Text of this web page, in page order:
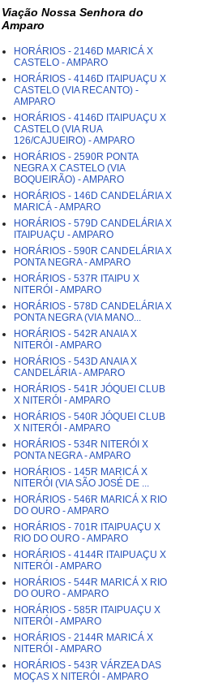
Viação Nossa Senhora do
Amparo
HORÁRIOS - 2146D MARICÁ X
CASTELO - AMPARO
HORÁRIOS - 4146D ITAIPUAÇU X
CASTELO (VIA RECANTO) -
AMPARO
HORÁRIOS - 4146D ITAIPUAÇU X
CASTELO (VIA RUA
126/CAJUEIRO) - AMPARO
HORÁRIOS - 2590R PONTA
NEGRA X CASTELO (VIA
BOQUEIRÃO) - AMPARO
HORÁRIOS - 146D CANDELÁRIA X
MARICÁ - AMPARO
HORÁRIOS - 579D CANDELÁRIA X
ITAIPUAÇU - AMPARO
HORÁRIOS - 590R CANDELÁRIA X
PONTA NEGRA - AMPARO
HORÁRIOS - 537R ITAIPU X
NITERÓI - AMPARO
HORÁRIOS - 578D CANDELÁRIA X
PONTA NEGRA (VIA MANO...
HORÁRIOS - 542R ANAIA X
NITERÓI - AMPARO
HORÁRIOS - 543D ANAIA X
CANDELÁRIA - AMPARO
HORÁRIOS - 541R JÓQUEI CLUB
X NITERÓI - AMPARO
HORÁRIOS - 540R JÓQUEI CLUB
X NITERÓI - AMPARO
HORÁRIOS - 534R NITERÓI X
PONTA NEGRA - AMPARO
HORÁRIOS - 145R MARICÁ X
NITERÓI (VIA SÃO JOSÉ DE ...
HORÁRIOS - 546R MARICÁ X RIO
DO OURO - AMPARO
HORÁRIOS - 701R ITAIPUAÇU X
RIO DO OURO - AMPARO
HORÁRIOS - 4144R ITAIPUAÇU X
NITERÓI - AMPARO
HORÁRIOS - 544R MARICÁ X RIO
DO OURO - AMPARO
HORÁRIOS - 585R ITAIPUAÇU X
NITERÓI - AMPARO
HORÁRIOS - 2144R MARICÁ X
NITERÓI - AMPARO
HORÁRIOS - 543R VÁRZEA DAS
MOÇAS X NITERÓI - AMPARO